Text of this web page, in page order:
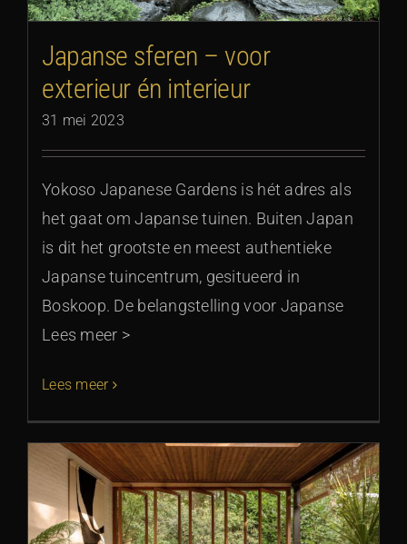
Japanse sferen – voor
exterieur én interieur
31 mei 2023
Yokoso Japanese Gardens is hét adres als
het gaat om Japanse tuinen. Buiten Japan
is dit het grootste en meest authentieke
Japanse tuincentrum, gesitueerd in
Boskoop. De belangstelling voor Japanse
Lees meer >
Lees meer